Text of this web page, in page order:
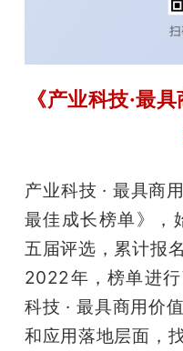
《产业科技·最
产业科技 · 最具商
最佳成长榜单》，
五届评选，累计报
2022年，榜单进
科技 · 最具商用价
和应用落地层面，